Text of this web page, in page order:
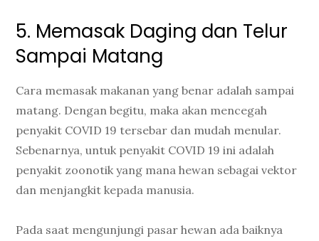
5. Memasak Daging dan Telur
Sampai Matang
Cara memasak makanan yang benar adalah sampai
matang. Dengan begitu, maka akan mencegah
penyakit COVID 19 tersebar dan mudah menular.
Sebenarnya, untuk penyakit COVID 19 ini adalah
penyakit zoonotik yang mana hewan sebagai vektor
dan menjangkit kepada manusia.
Pada saat mengunjungi pasar hewan ada baiknya